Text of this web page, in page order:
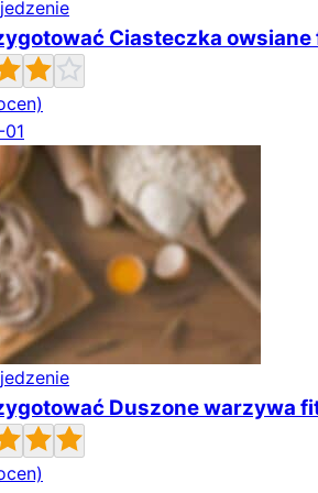
Ciasteczka owsiane
Duszone warzywa